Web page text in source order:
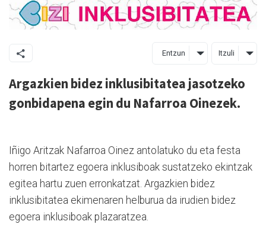
Entzun Itzuli
Argazkien bidez inklusibitatea jasotzeko
gonbidapena egin du Nafarroa Oinezek.
Iñigo Aritzak Nafarroa Oinez antolatuko du eta festa
horren bitartez egoera inklusiboak sustatzeko ekintzak
egitea hartu zuen erronkatzat. Argazkien bidez
inklusibitatea ekimenaren helburua da irudien bidez
egoera inklusiboak plazaratzea.